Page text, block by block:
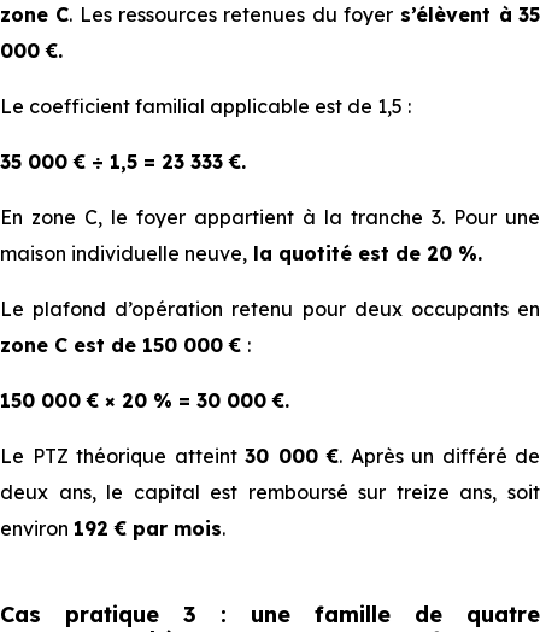
€
€
€
€
8 et +
100
000
100
Quotité de 20 % - Plafonds de ressources à
respecter pour les logements collectifs
Nombres de personnes
occupant le foyer
B1
Zone
B2
Zone
€
€
€
€
zone C. Les ressources retenues du foyer s’élèvent à 35
000 €.
Le coefficient familial applicable est de 1,5 :
35 000 € ÷ 1,5 = 23 333 €.
En zone C, le foyer appartient à la tranche 3. Pour une
maison individuelle neuve, la quotité est de 20 %.
Le plafond d’opération retenu pour deux occupants en
zone C est de 150 000 € :
150 000 € × 20 % = 30 000 €.
Le PTZ théorique atteint 30 000 €. Après un différé de
deux ans, le capital est remboursé sur treize ans, soit
environ 192 € par mois.
Cas pr⁠⁠⁠⁠atique 3 : une famille de quatre